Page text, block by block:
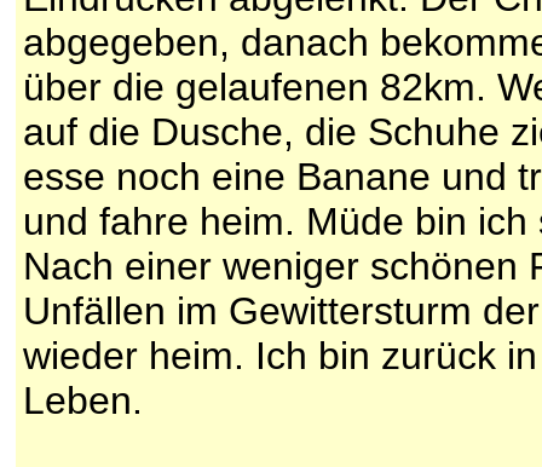
abgegeben, danach
über die gelaufenen 82km.
auf die Dusche, die Schuhe
esse noch eine Banane und
und fahre heim. Müde bin
Nach einer weniger schönen
Unfällen im Gewittersturm
wieder heim. Ich bin zurück
Leben.